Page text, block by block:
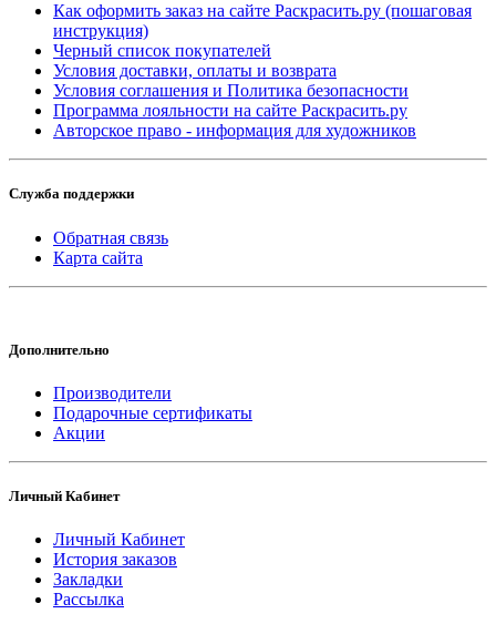
Как оформить заказ на сайте Раскрасить.ру (пошаговая
инструкция)
Черный список покупателей
Условия доставки, оплаты и возврата
Условия соглашения и Политика безопасности
Программа лояльности на сайте Раскрасить.ру
Авторское право - информация для художников
Служба поддержки
Обратная связь
Карта сайта
Дополнительно
Производители
Подарочные сертификаты
Акции
Личный Кабинет
Личный Кабинет
История заказов
Закладки
Рассылка